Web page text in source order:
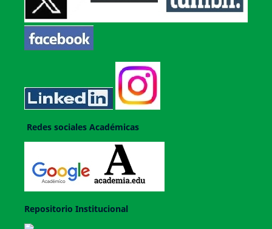
Redes sociales Académicas
Repositorio Institucional